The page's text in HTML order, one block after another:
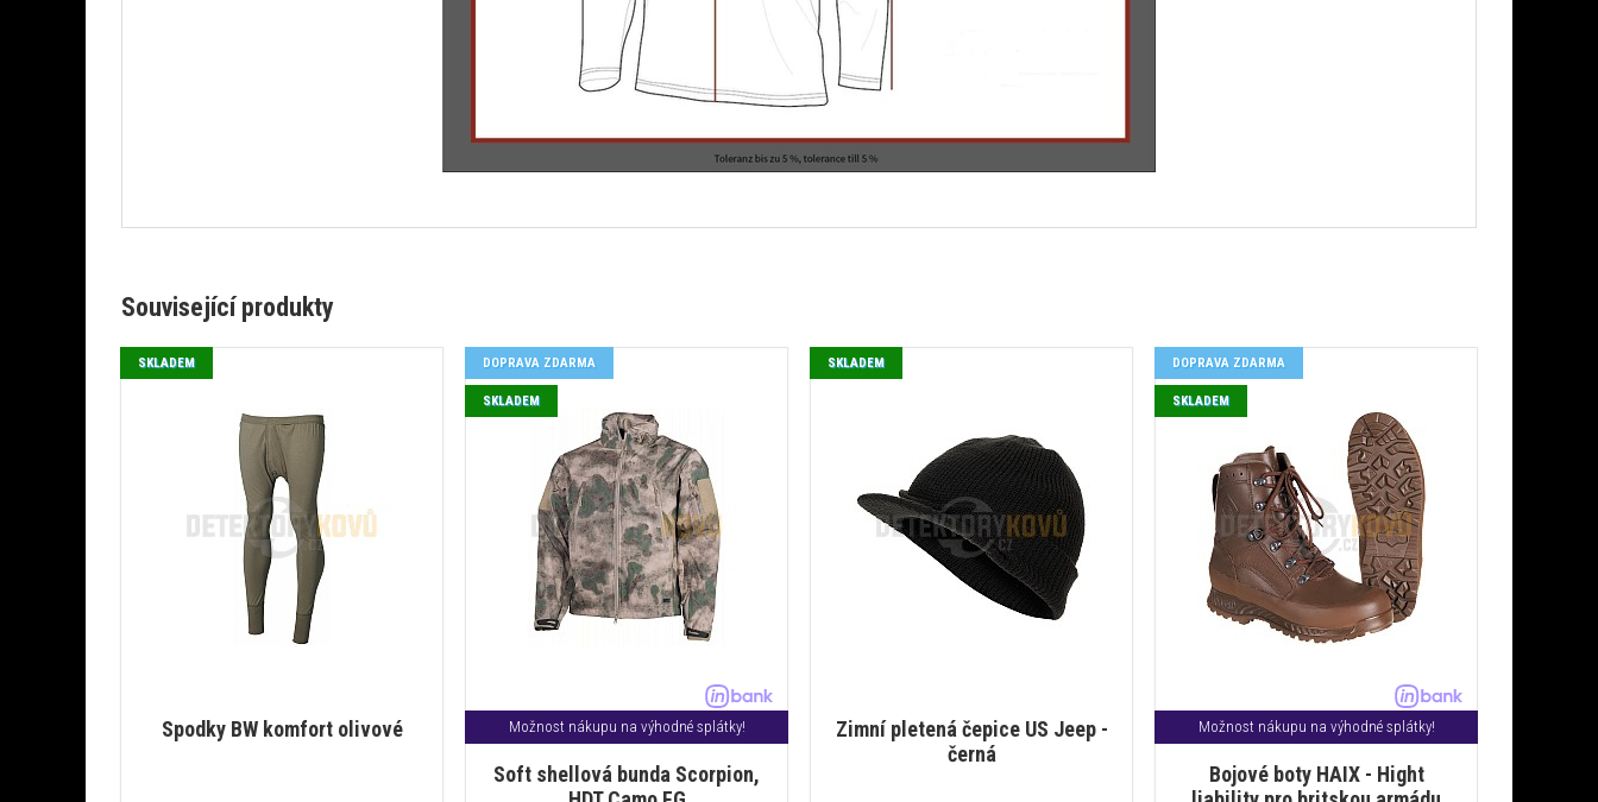
Související produkty
Spodky BW komfort olivové
SKLADEM
Možnost nákupu na výhodné splátky!
Soft shellová bunda Scorpion,
DOPRAVA ZDARMA
SKLADEM
Zimní pletená čepice US Jeep -
černá
SKLADEM
Možnost nákupu na výhodné splátky!
Bojové boty HAIX - Hight
DOPRAVA ZDARMA
SKLADEM